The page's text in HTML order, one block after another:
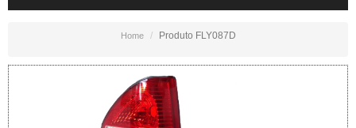
Home Produto FLY087D